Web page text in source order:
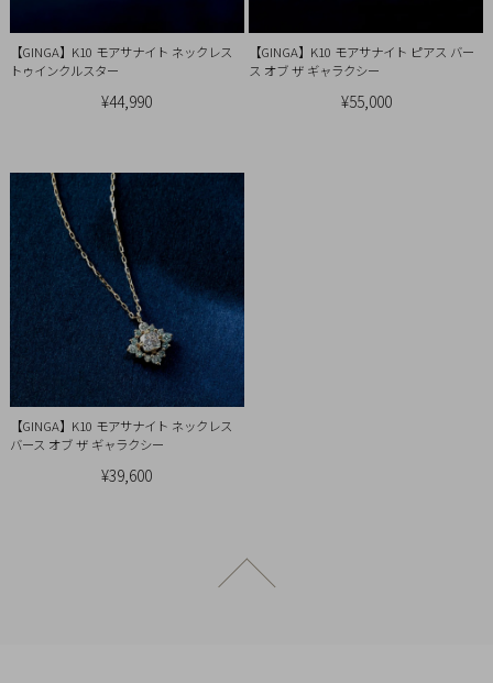
【GINGA】K10 モアサナイト ネックレス
トゥインクルスター
¥44,990
【GINGA】K10 モアサナイト ピアス バー
ス オブ ザ ギャラクシー
¥55,000
【GINGA】K10 モアサナイト ネックレス
バース オブ ザ ギャラクシー
¥39,600
ページトップへ戻る